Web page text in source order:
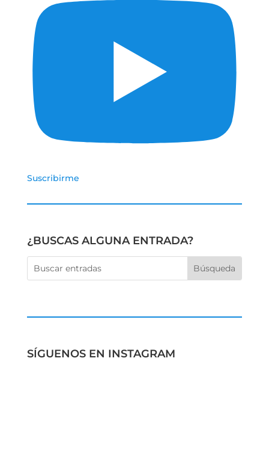
Suscribirme
¿BUSCAS ALGUNA ENTRADA?
SÍGUENOS EN INSTAGRAM